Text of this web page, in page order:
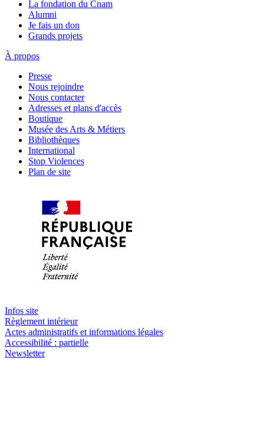
La fondation du Cnam
Alumni
Je fais un don
Grands projets
À propos
Presse
Nous rejoindre
Nous contacter
Adresses et plans d'accès
Boutique
Musée des Arts & Métiers
Bibliothèques
International
Stop Violences
Plan de site
Infos site
Règlement intérieur
Actes administratifs et informations légales
Accessibilité : partielle
Newsletter